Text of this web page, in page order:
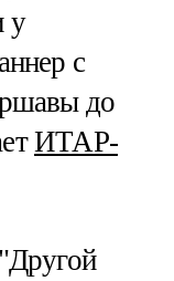
у
с
до
ИТАР-